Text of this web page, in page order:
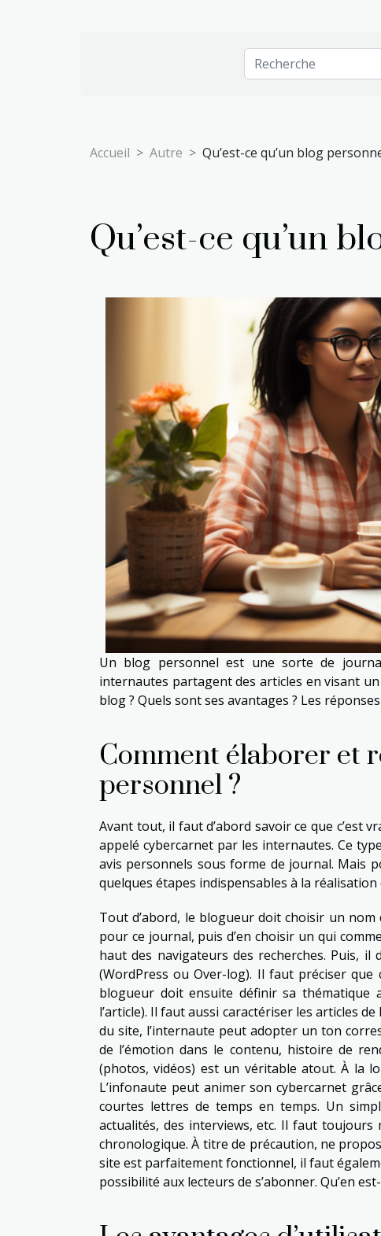
Accueil Autre Qu’est-ce qu’un blog
Qu’est-ce qu’un
Un blog personnel est une sorte de
internautes partagent des articles en visant
blog ? Quels sont ses avantages ? Les
Comment élaborer et
personnel ?
Avant tout, il faut d’abord savoir ce que c’est
appelé cybercarnet par les internautes. Ce
avis personnels sous forme de journal. Mais
quelques étapes indispensables à la réalisation
Tout d’abord, le blogueur doit choisir un
pour ce journal, puis d’en choisir un qui
haut des navigateurs des recherches. Puis,
(WordPress ou Over-log). Il faut préciser
blogueur doit ensuite définir sa thématique
l’article). Il faut aussi caractériser les articles
du site, l’internaute peut adopter un ton
de l’émotion dans le contenu, histoire de
(photos, vidéos) est un véritable atout. À la
L’infonaute peut animer son cybercarnet
courtes lettres de temps en temps. Un
actualités, des interviews, etc. Il faut
chronologique. À titre de précaution, ne
site est parfaitement fonctionnel, il faut
possibilité aux lecteurs de s’abonner. Qu’en